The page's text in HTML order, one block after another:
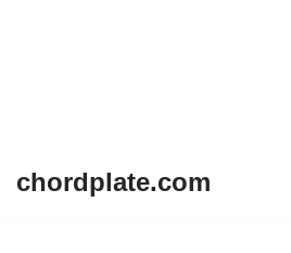
chordplate.com